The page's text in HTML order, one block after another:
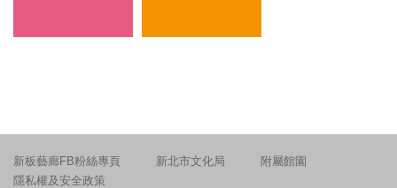
新板藝廊FB粉絲專頁 新北市文化局
附屬館園
隱私權及安全政策